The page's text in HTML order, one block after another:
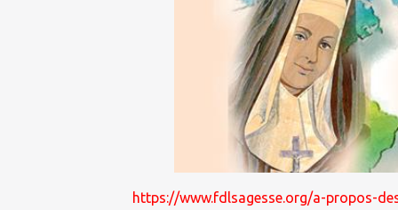
https://www.fdlsagesse.org/a-propos-